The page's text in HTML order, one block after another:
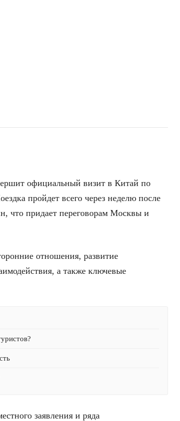
официальный визит в Китай по
пройдет всего через неделю после
что придает переговорам Москвы и
отношения, развитие
а также ключевые
заявления и ряда